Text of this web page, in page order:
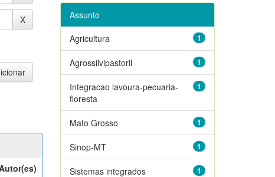
Assunto
1
Agricultura
1
Agrossilvipastoril
1
Integracao lavoura-pecuaria-
floresta
1
Mato Grosso
1
Sinop-MT
1
Sistemas integrados